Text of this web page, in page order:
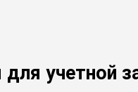
учетной